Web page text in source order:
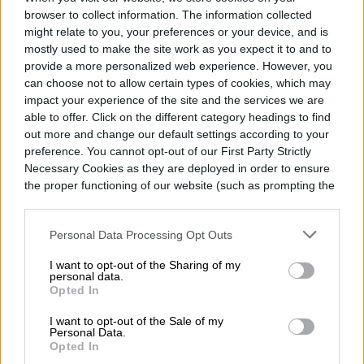
browser to collect information. The information collected
might relate to you, your preferences or your device, and is
mostly used to make the site work as you expect it to and to
provide a more personalized web experience. However, you
can choose not to allow certain types of cookies, which may
impact your experience of the site and the services we are
able to offer. Click on the different category headings to find
out more and change our default settings according to your
preference. You cannot opt-out of our First Party Strictly
Necessary Cookies as they are deployed in order to ensure
the proper functioning of our website (such as prompting the
Personal Data Processing Opt Outs
I want to opt-out of the Sharing of my
personal data.
Opted In
I want to opt-out of the Sale of my
Personal Data.
Opted In
Los receptores AV se han sentido cada vez
más opcionales para el salón medio,
porque las televisiones modernas, los cine
en casa y las barras de sonido pueden
manejar configuraciones sencillas sin
necesidad de la caja adicional.
de Marantz te obliga a prestar atención a
CINEMA Series 2, que consta de cuatro
Read more